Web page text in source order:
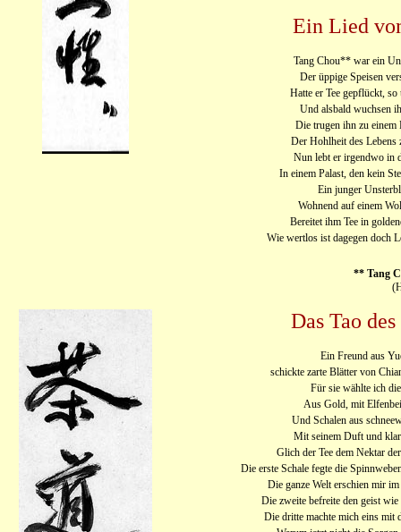
Ein Lied
Tang Chou** war ein
Der üppige Speisen
Hatte er Tee gepflückt,
Und alsbald wuchsen
Die trugen ihn zu einem
Der Hohlheit des Lebens
Nun lebt er irgendwo in
In einem Palast, den kein
Ein junger
Wohnend auf einem
Bereitet ihm Tee in
Wie wertlos ist dagegen doch
** Tang
Das Tao
Ein Freund aus
schickte zarte Blätter von
Für sie wählte ich
Aus Gold, mit
Und Schalen aus
Mit seinem Duft und
Glich der Tee dem Nektar
Die erste Schale fegte die
Die ganze Welt erschien mir
Die zweite befreite den geist wie
Die dritte machte mich eins mit